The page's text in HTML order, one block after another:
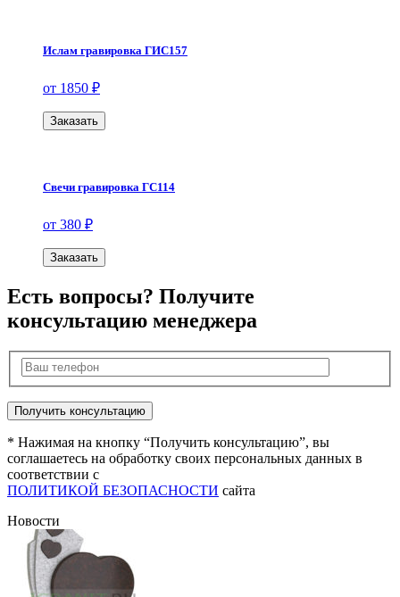
Ислам гравировка ГИС157
от 1850 ₽
Заказать
Свечи гравировка ГС114
от 380 ₽
Заказать
Есть вопросы? Получите
консультацию менеджера
* Нажимая на кнопку “Получить консультацию”, вы
соглашаетесь на обработку своих персональных данных в
соответствии с
ПОЛИТИКОЙ БЕЗОПАСНОСТИ сайта
Новости